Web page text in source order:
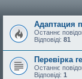
Адаптация
Останнє
Відповіді: 81
Перевірка
Останнє
Відповіді: 1